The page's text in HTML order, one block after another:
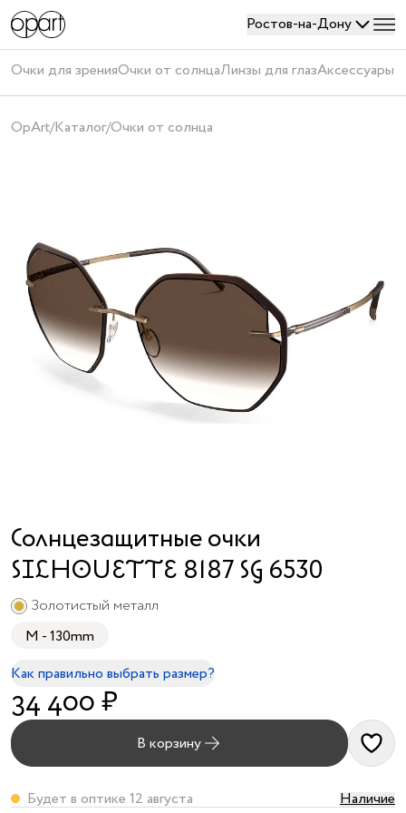
Ростов-на-Дону
Очки для зренияОчки от солнцаЛинзы для глазАксессуары
Войти
или
создать
Получить
код
Создавая
персональных
данных
OpArt/Каталог/Очки от солнца
Солнцезащитные очки
SILHOUETTE 8187 SG 6530
Золотистый металл
M - 130mm
Как правильно выбрать размер?
34 400 ₽
В корзину
Будет в оптике 12 августа Наличие